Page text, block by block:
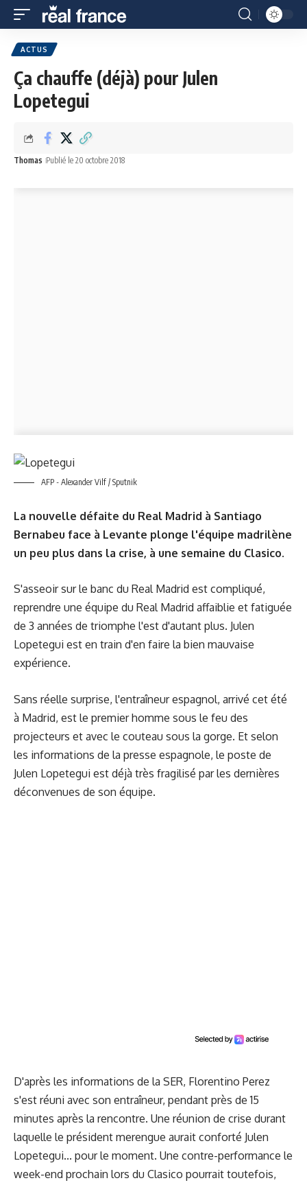
ACTUS
Ça chauffe (déjà) pour Julen
Lopetegui
Thomas Publié le 20 octobre 2018
AFP - Alexander Vilf / Sputnik
La nouvelle défaite du Real Madrid à Santiago
Bernabeu face à Levante plonge l'équipe madrilène
un peu plus dans la crise, à une semaine du Clasico.
S'asseoir sur le banc du Real Madrid est compliqué,
reprendre une équipe du Real Madrid affaiblie et fatiguée
de 3 années de triomphe l'est d'autant plus. Julen
Lopetegui est en train d'en faire la bien mauvaise
expérience.
Sans réelle surprise, l'entraîneur espagnol, arrivé cet été
à Madrid, est le premier homme sous le feu des
projecteurs et avec le couteau sous la gorge. Et selon
les informations de la presse espagnole, le poste de
Julen Lopetegui est déjà très fragilisé par les dernières
déconvenues de son équipe.
D'après les informations de la SER, Florentino Perez
s'est réuni avec son entraîneur, pendant près de 15
minutes après la rencontre. Une réunion de crise durant
laquelle le président merengue aurait conforté Julen
Lopetegui... pour le moment. Une contre-performance le
week-end prochain lors du Clasico pourrait toutefois,